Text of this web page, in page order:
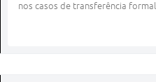
nos casos de transferência